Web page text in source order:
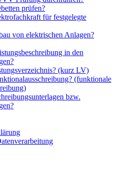
prüfen?
für festgelegte
von elektrischen Anlagen?
in den
(kurz LV)
(funktionale
bzw.